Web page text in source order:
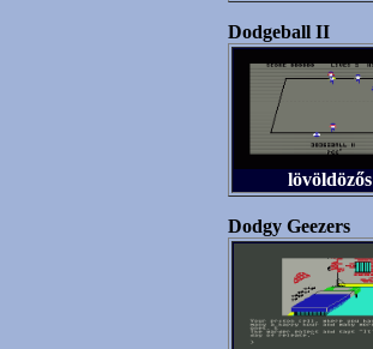
Dodgeball II
lövöldözős
Dodgy Geezers